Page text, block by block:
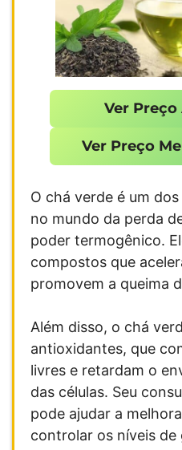
Ver
Ver Preço
O chá verde é um
no mundo da perda
poder termogênico.
compostos que
promovem a queima
Além disso, o chá
antioxidantes, que
livres e retardam o
das células. Seu
pode ajudar a
controlar os níveis de